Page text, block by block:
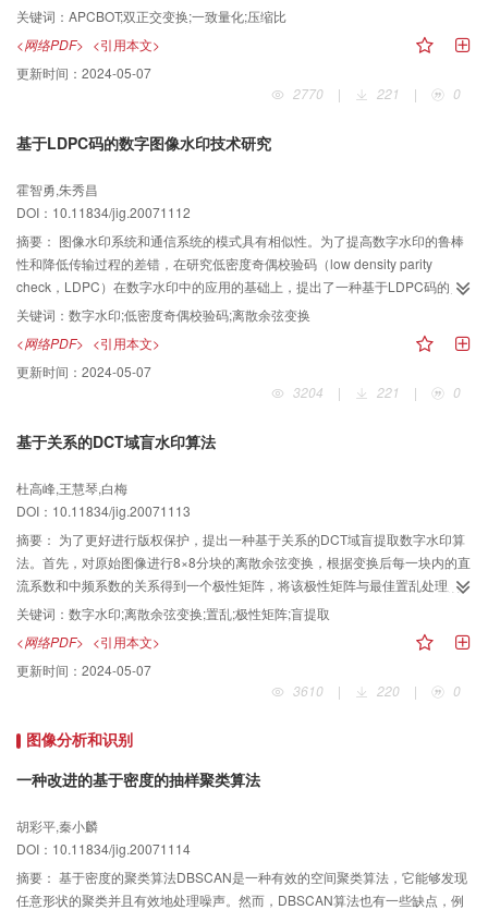
图像变换到频率域的同时对各高频分量进行相应的衰减，从而简化了图像变换
后的量化步骤。用Matlab进行了数据仿真，结果表明，本文提出的变换和DCT
相比有很大的优势，不但量化简单（无量化或仅需一个参数的一致量化），而
且使JEPG算法的压缩率和重建图像质量均有可观的优化。
关键词： APCBOT;双正交变换;一致量化;压缩比
<网络PDF> <引用本文>
更新时间： 2024-05-07
2770
| 221 | 0
基于LDPC码的数字图像水印技术研究
霍智勇,朱秀昌
DOI：10.11834/jig.20071112
摘要： 图像水印系统和通信系统的模式具有相似性。为了提高数字水印的鲁棒
性和降低传输过程的差错，在研究低密度奇偶校验码（low density parity
check，LDPC）在数字水印中的应用的基础上，提出了一种基于LDPC码的图
像数字水印技术。该技术利用了LDPC码的纠错性能和图像的人眼视觉特性，实
现了静止图像中数字水印的嵌入和提取；实验结果表明，该技术不仅降低了水
印在传输过程中的差错率，而且可以达到提高埋藏水印的鲁棒性和隐匿性的目
的。
关键词： 数字水印;低密度奇偶校验码;离散余弦变换
<网络PDF> <引用本文>
更新时间： 2024-05-07
3204
| 221 | 0
基于关系的DCT域盲水印算法
杜高峰,王慧琴,白梅
DOI：10.11834/jig.20071113
摘要： 为了更好进行版权保护，提出一种基于关系的DCT域盲提取数字水印算
法。首先，对原始图像进行8×8分块的离散余弦变换，根据变换后每一块内的直
流系数和中频系数的关系得到一个极性矩阵，将该极性矩阵与最佳置乱处理后
的二值水印图像进行对比，根据对比的结果对载体图像的中频系数进行修改达
到水印嵌入的目的。在水印的提取过程中不需要原始图像，实现了水印的盲提
取。大量的仿真实验结果表明了该算法的有效性。
关键词： 数字水印;离散余弦变换;置乱;极性矩阵;盲提取
<网络PDF> <引用本文>
更新时间： 2024-05-07
3610
| 220 | 0
图像分析和识别
一种改进的基于密度的抽样聚类算法
胡彩平,秦小麟
DOI：10.11834/jig.20071114
摘要： 基于密度的聚类算法DBSCAN是一种有效的空间聚类算法，它能够发现
任意形状的聚类并且有效地处理噪声。然而，DBSCAN算法也有一些缺点，例